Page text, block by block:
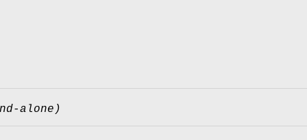
alone)